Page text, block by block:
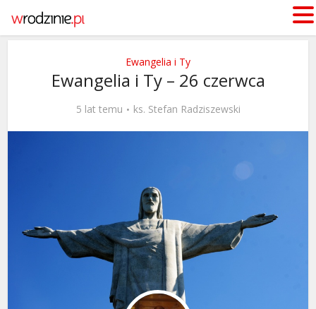
Ewangelia i Ty
Ewangelia i Ty – 26 czerwca
5 lat temu ks. Stefan Radziszewski